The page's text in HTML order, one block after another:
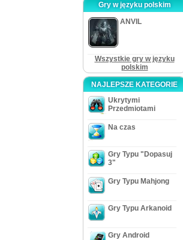
Gry w języku polskim
ANVIL
Wszystkie gry w języku
polskim
NAJLEPSZE KATEGORIE
Ukrytymi
Przedmiotami
Na czas
Gry Typu "Dopasuj
3"
Gry Typu Mahjong
Gry Typu Arkanoid
Gry Android